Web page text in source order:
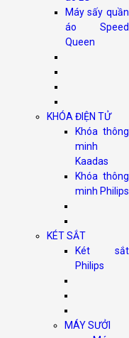
Máy sấy quần
áo Speed
Queen
KHÓA ĐIỆN TỬ
Khóa thông
minh
Kaadas
Khóa thông
minh Philips
KÉT SẮT
Két sắt
Philips
MÁY SƯỞI